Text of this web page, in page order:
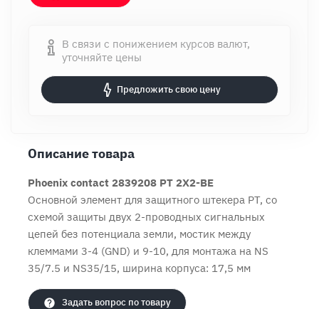
В связи с понижением курсов валют,
уточняйте цены
Предложить свою цену
Описание товара
Phoenix contact 2839208 PT 2X2-BE
Основной элемент для защитного штекера РТ, со
схемой защиты двух 2-проводных сигнальных
цепей без потенциала земли, мостик между
клеммами 3-4 (GND) и 9-10, для монтажа на NS
35/7.5 и NS35/15, ширина корпуса: 17,5 мм
Задать вопрос по товару
Продолжить покупки Оформить заказ